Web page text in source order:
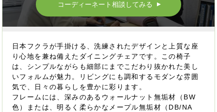
コーディーネート相談してみる ▲
日本フクラが手掛ける、洗練されたデザインと上質な座
り心地を兼ね備えたダイニングチェアです。この椅子
は、シンプルながらも細部にまでこだわり抜かれた美し
いフォルムが魅力。リビングにも調和するモダンな雰囲
気で、日々の暮らしを豊かに彩ります。
フレームには、深みのあるウォールナット無垢材（BW
色）または、明るく柔らかなメープル無垢材（DB/NA